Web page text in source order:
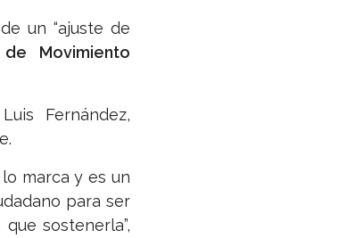
un “ajuste de
Movimiento
Fernández,
marca y es un
para ser
sostenerla”,